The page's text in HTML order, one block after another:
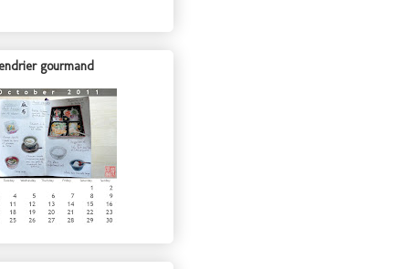
gourmand